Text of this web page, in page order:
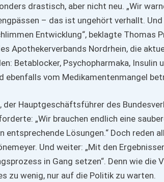
drastisch, aber nicht neu. „Wir
– das ist ungehört verhallt. Und
Entwicklung“, beklagte Thomas
Apothekerverbands Nordrhein, die
Betablocker, Psychopharmaka, Insulin
ebenfalls vom Medikamentenmangel
der Hauptgeschäftsführer des
„Wir brauchen endlich eine
entsprechende Lösungen.“ Doch reden
Und weiter: „Mit den
in Gang setzen“. Denn wie die
zu wenig, nur auf die Politik zu warten.